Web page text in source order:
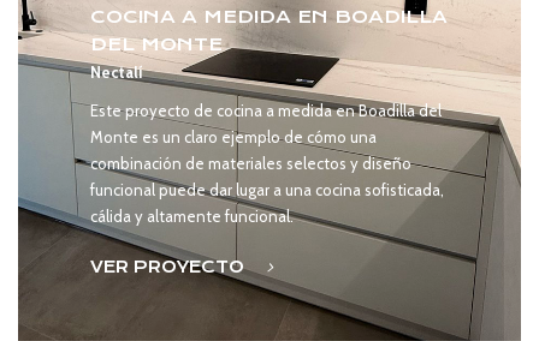
COCINA A MEDIDA EN BOADILLA
DEL MONTE
Nectalí
Este proyecto de cocina a medida en Boadilla del
Monte es un claro ejemplo de cómo una
combinación de materiales selectos y diseño
funcional puede dar lugar a una cocina sofisticada,
cálida y altamente funcional.
VER PROYECTO